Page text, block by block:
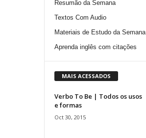
Resumão da Semana
Textos Com Audio
Materiais de Estudo da Semana
Aprenda inglês com citações
MAIS ACESSADOS
Verbo To Be | Todos os usos
e formas
Oct 30, 2015